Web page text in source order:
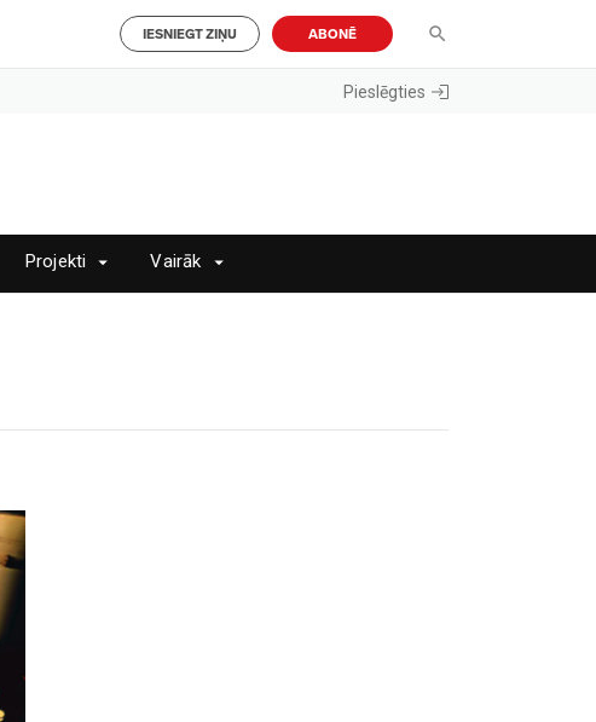
IESNIEGT ZIŅU ABONĒ
Pieslēgties
Projekti Vairāk